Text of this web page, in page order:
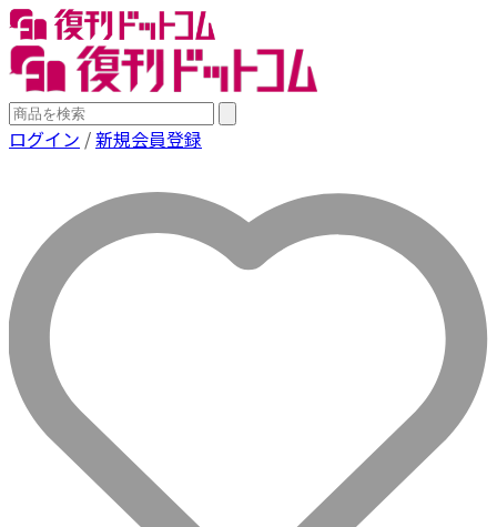
ログイン /新規会員登録